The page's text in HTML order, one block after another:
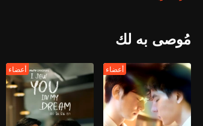
worse is that the senior is seeing Gao Shide.
مُوصى به لك
أعضاء أعضاء